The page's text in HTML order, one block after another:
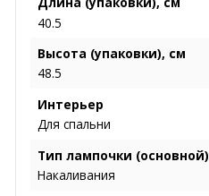
40.5
Высота (упаковки), см
48.5
Интерьер
Для спальни
Тип лампочки (основной)
Накаливания